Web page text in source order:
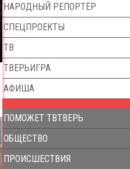
НАРОДНЫЙ РЕПОРТЁР
СПЕЦПРОЕКТЫ
ТВ
ТВЕРЬИГРА
АФИША
ПОМОЖЕТ ТВТВЕРЬ
ОБЩЕСТВО
ПРОИСШЕСТВИЯ